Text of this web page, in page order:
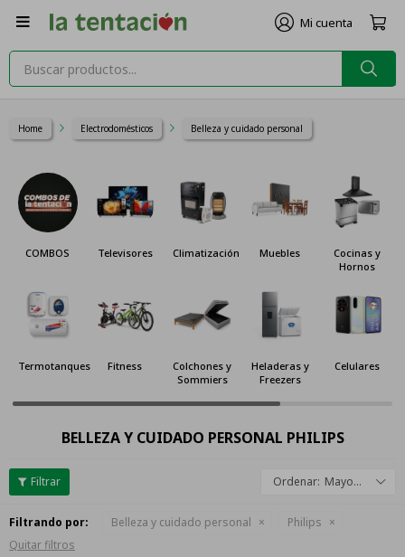

Home Electrodomésticos Belleza y cuidado personal
COMBOS Televisores Climatización Muebles
Cocinas y
Hornos
Termotanques Fitness
Colchones y
Sommiers
Heladeras y
Freezers
Celulares
BELLEZA Y CUIDADO PERSONAL PHILIPS
Mayor descuento
Filtrando por: Belleza y cuidado personal
Philips
Quitar filtros